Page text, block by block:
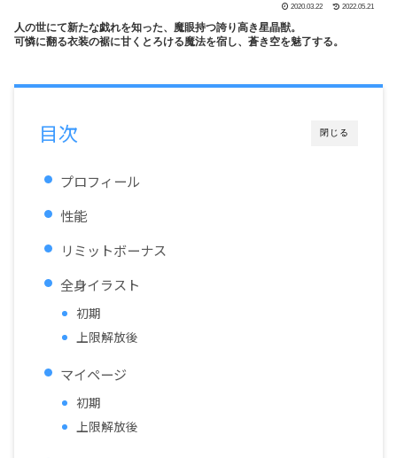
2020.03.22 2022.05.21
人の世にて新たな戯れを知った、魔眼持つ誇り高き星晶獣。
可憐に翻る衣装の裾に甘くとろける魔法を宿し、蒼き空を魅了する。
閉じる
目次
プロフィール
性能
リミットボーナス
全身イラスト
初期
上限解放後
マイページ
初期
上限解放後